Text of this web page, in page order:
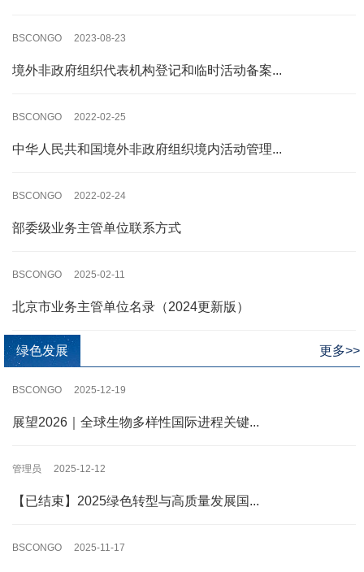
BSCONGO 2023-08-23
境外非政府组织代表机构登记和临时活动备案...
BSCONGO 2022-02-25
中华人民共和国境外非政府组织境内活动管理...
BSCONGO 2022-02-24
部委级业务主管单位联系方式
BSCONGO 2025-02-11
北京市业务主管单位名录（2024更新版）
绿色发展 更多>>
BSCONGO 2025-12-19
展望2026｜全球生物多样性国际进程关键...
管理员 2025-12-12
【已结束】2025绿色转型与高质量发展国...
BSCONGO 2025-11-17